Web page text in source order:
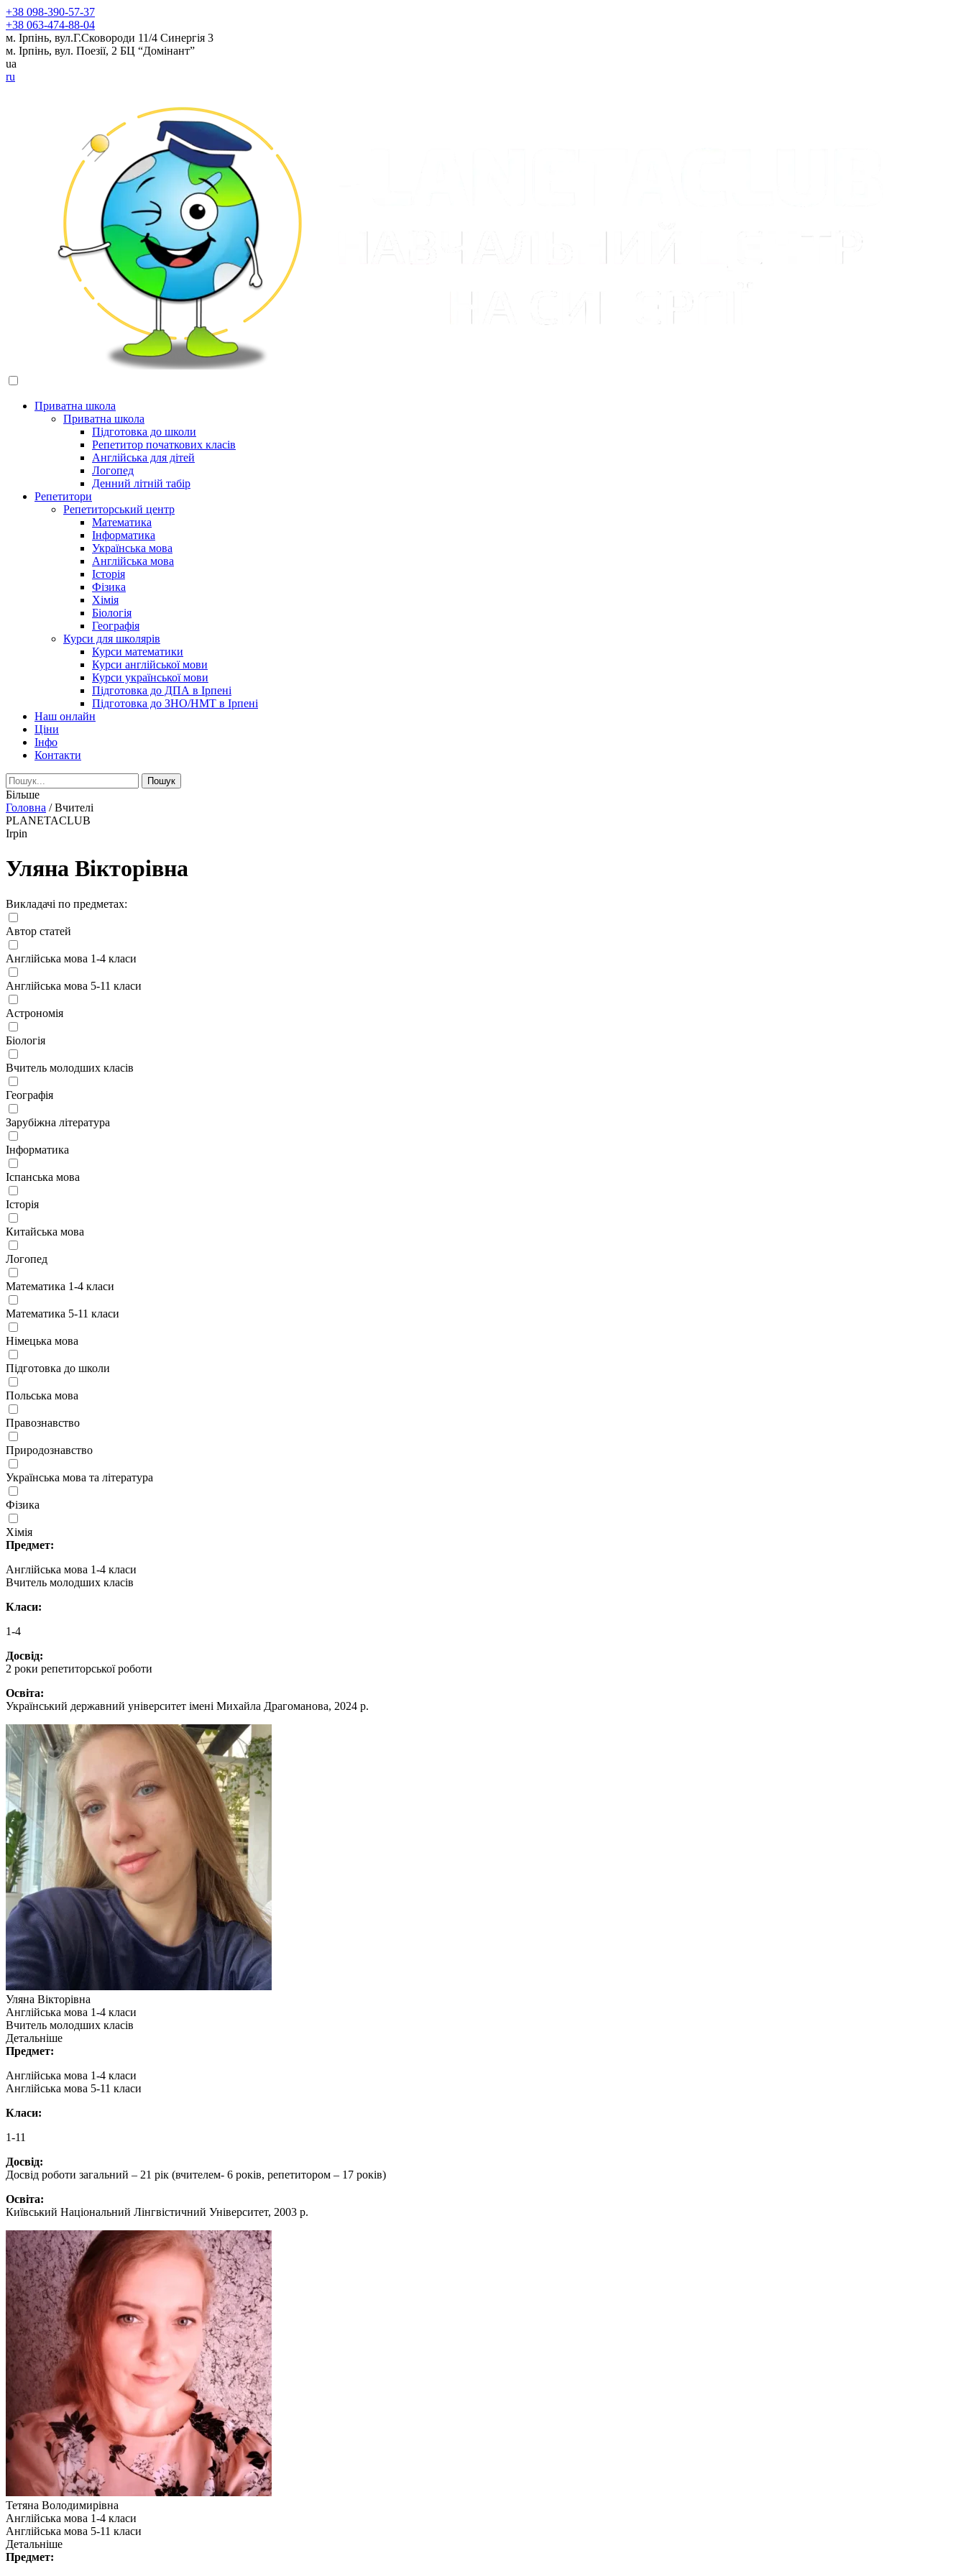
+38 098-390-57-37
+38 063-474-88-04
м. Ірпінь, вул.Г.Сковороди 11/4 Синергія 3
м. Ірпінь, вул. Поезії, 2 БЦ “Домінант”
ua
ru
Приватна школа
Приватна школа
Підготовка до школи
Репетитор початкових класів
Англійська для дітей
Логопед
Денний літній табір
Репетитори
Репетиторський центр
Математика
Інформатика
Українська мова
Англійська мова
Історія
Фізика
Хімія
Біологія
Географія
Курси для школярів
Курси математики
Курси англійської мови
Курси української мови
Підготовка до ДПА в Ірпені
Підготовка до ЗНО/НМТ в Ірпені
Наш онлайн
Ціни
Інфо
Контакти
Більше
Головна /Вчителі
PLANETACLUB
Irpin
Уляна Вікторівна
Викладачі по предметах:
Автор статей
Англійська мова 1-4 класи
Англійська мова 5-11 класи
Астрономія
Біологія
Вчитель молодших класів
Географія
Зарубіжна література
Інформатика
Іспанська мова
Історія
Китайська мова
Логопед
Математика 1-4 класи
Математика 5-11 класи
Німецька мова
Підготовка до школи
Польська мова
Правознавство
Природознавство
Українська мова та література
Фізика
Хімія
Предмет:
Англійська мова 1-4 класи
Вчитель молодших класів
Класи:
1-4
Досвід:
2 роки репетиторської роботи
Освіта:
Український державний університет імені Михайла Драгоманова, 2024 р.
Уляна Вікторівна
Англійська мова 1-4 класи
Вчитель молодших класів
Детальніше
Предмет:
Англійська мова 1-4 класи
Англійська мова 5-11 класи
Класи:
1-11
Досвід:
Досвід роботи загальний – 21 рік (вчителем- 6 років, репетитором – 17 років)
Освіта:
Київський Національний Лінгвістичний Університет, 2003 р.
Тетяна Володимирівна
Англійська мова 1-4 класи
Англійська мова 5-11 класи
Детальніше
Предмет: